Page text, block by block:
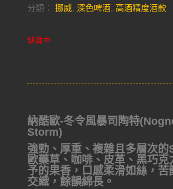
分類： 挪威, 深色啤酒, 高酒精度酒款
缺貨中
納酷歐-冬令風暴司陶特
Storm)
強勁、厚重、複雜且多層次
歐藥草、咖啡、皮革、黑巧
予的果香，口感柔滑如絲，苦
交織，餘韻綿長。